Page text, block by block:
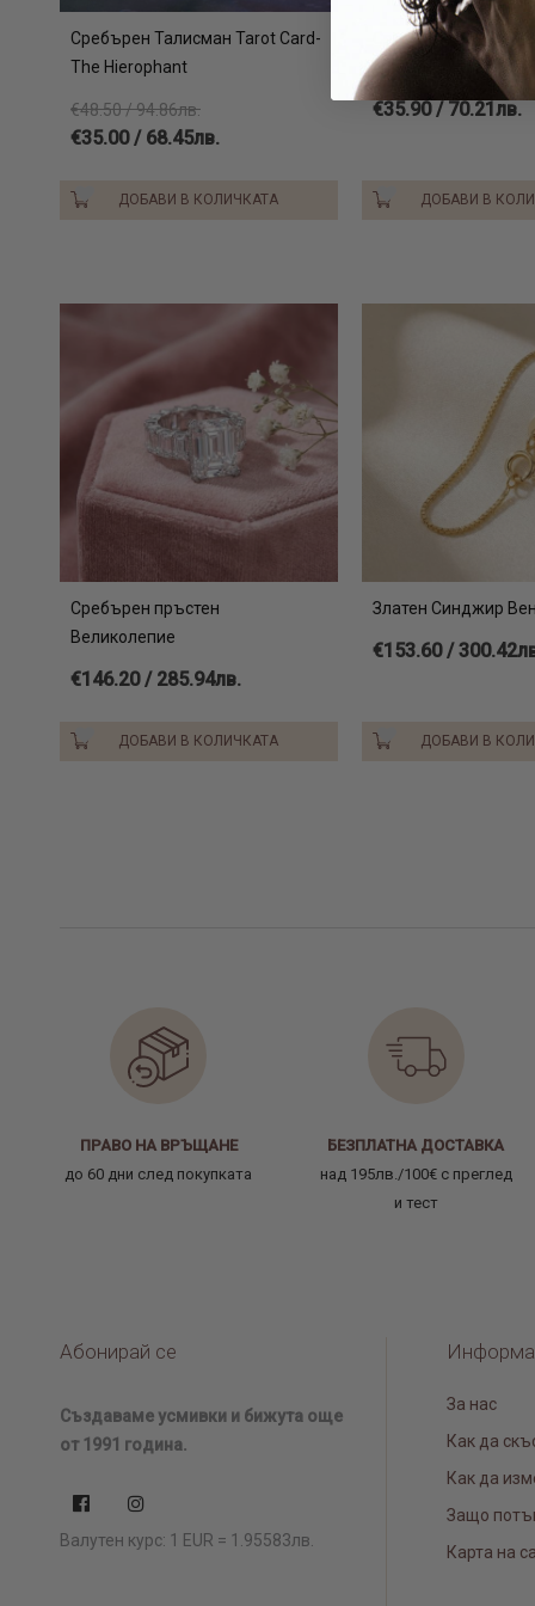
Сребърен Талисман Tarot Card-
The Hierophant
€48.50 / 94.86лв.
€35.00 / 68.45лв.
ДОБАВИ В КОЛИЧКАТА
Сребърни обеци
кристали от Sw®
€35.90 / 70.21лв.
ДОБАВИ В
Сребърен пръстен
Великолепие
€146.20 / 285.94лв.
ДОБАВИ В КОЛИЧКАТА
Златен Синджир
€153.60 /
ДОБАВИ В
ПРАВО НА ВРЪЩАНЕ
до 60 дни след покупката
БЕЗПЛАТНА ДОСТАВКА
над 195лв./100€ с преглед
и тест
Абонирай се
Създаваме усмивки и бижута още
от 1991 година.
Валутен курс: 1 EUR = 1.95583лв.
За нас
Как да
Как да
Защо
Карта на